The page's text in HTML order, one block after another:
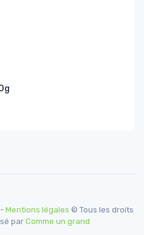
- Mentions légales © Tous les droits
par Comme un grand